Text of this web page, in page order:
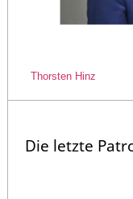
Thorsten Hinz
Die letzte